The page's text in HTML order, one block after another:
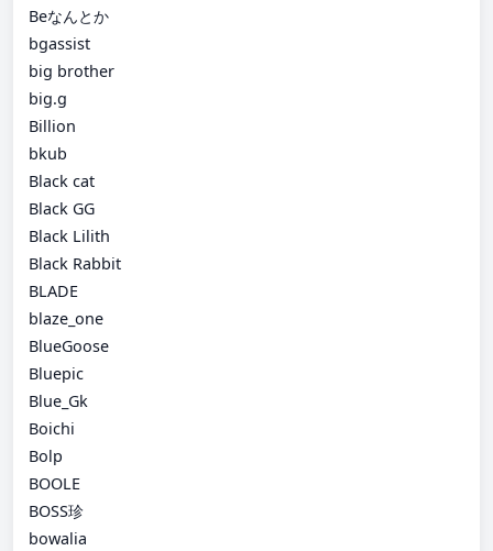
Beなんとか
bgassist
big brother
big.g
Billion
bkub
Black cat
Black GG
Black Lilith
Black Rabbit
BLADE
blaze_one
BlueGoose
Bluepic
Blue_Gk
Boichi
Bolp
BOOLE
BOSS珍
bowalia